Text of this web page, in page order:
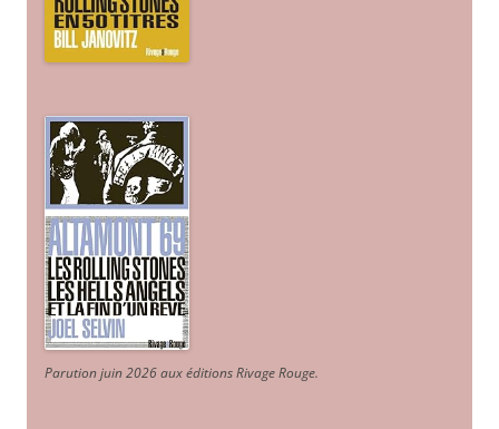
Parution juin 2026 aux éditions Rivage Rouge.